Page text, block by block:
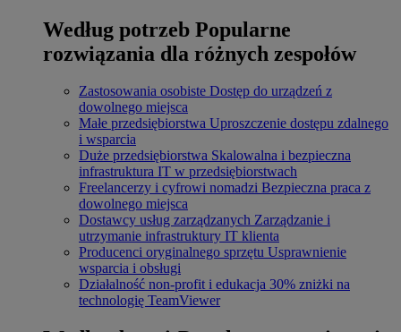
Według potrzeb Popularne
rozwiązania dla różnych zespołów
Zastosowania osobiste Dostęp do urządzeń z
dowolnego miejsca
Małe przedsiębiorstwa Uproszczenie dostępu zdalnego
i wsparcia
Duże przedsiębiorstwa Skalowalna i bezpieczna
infrastruktura IT w przedsiębiorstwach
Freelancerzy i cyfrowi nomadzi Bezpieczna praca z
dowolnego miejsca
Dostawcy usług zarządzanych Zarządzanie i
utrzymanie infrastruktury IT klienta
Producenci oryginalnego sprzętu Usprawnienie
wsparcia i obsługi
Działalność non-profit i edukacja 30% zniżki na
technologię TeamViewer